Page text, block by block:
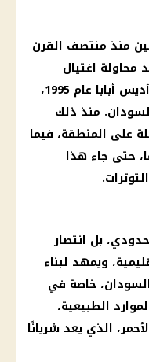
منذ منتصف القرن
محاولة اغتيال
في أديس أبابا عام 1995،
. منذ ذلك
على المنطقة، فيما
حتى جاء هذا
بل انتصار
ويمهد لبناء
، خاصة في
الطبيعية،
، الذي يعد شريانًا